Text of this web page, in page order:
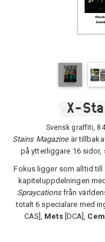
X-
Svensk graffiti,
Stains Magazineär
på ytterliggare 16
Fokus ligger som alltid
kapiteluppdelningen med
Spraycationsfrån
totalt 6 specialare med
CAS], Mets [DCA],